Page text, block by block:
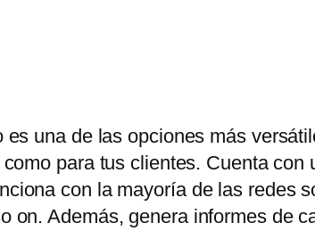
es una de las opciones más
para tus clientes. Cuenta
con la mayoría de las redes
on. Además, genera informes de